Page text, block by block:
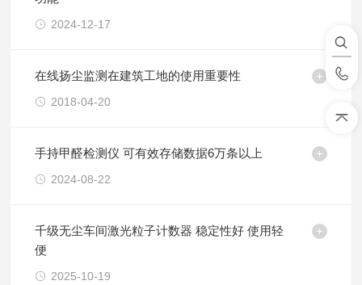
2024-12-17
在线扬尘监测在建筑工地的使用重要性
2018-04-20
手持甲醛检测仪 可有效存储数据6万条以上
2024-08-22
千级无尘车间激光粒子计数器 稳定性好 使用轻
便
2025-10-19